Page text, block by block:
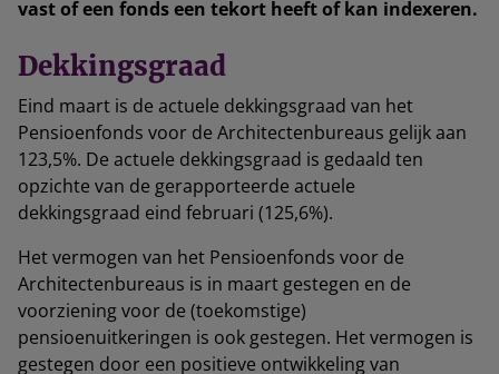
vast of een fonds een tekort heeft of kan indexeren.
Dekkingsgraad
Eind maart is de actuele dekkingsgraad van het
Pensioenfonds voor de Architectenbureaus gelijk aan
123,5%. De actuele dekkingsgraad is gedaald ten
opzichte van de gerapporteerde actuele
dekkingsgraad eind februari (125,6%).
Het vermogen van het Pensioenfonds voor de
Architectenbureaus is in maart gestegen en de
voorziening voor de (toekomstige)
pensioenuitkeringen is ook gestegen. Het vermogen is
gestegen door een positieve ontwikkeling van